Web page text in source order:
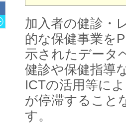
加入者の健診・
的な保健事業を
示されたデータ
健診や保健指導
ICTの活用等に
が停滞すること
す。